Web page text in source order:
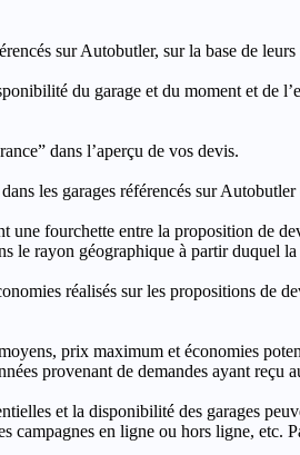
sur Autobutler, sur la base de
du garage et du moment et de
dans l’aperçu de vos devis.
les garages référencés sur Autobutler
fourchette entre la proposition de
le rayon géographique à partir duquel la
réalisés sur les propositions de
prix maximum et économies
provenant de demandes ayant reçu
et la disponibilité des garages
en ligne ou hors ligne, etc.